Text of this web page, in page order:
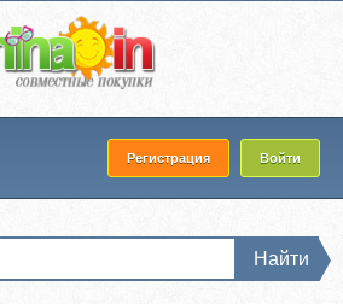
Регистрация Войти
Найти